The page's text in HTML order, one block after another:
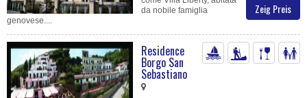
Zeig Preis
da nobile famiglia
genovese....
Residence
Borgo San
Sebastiano